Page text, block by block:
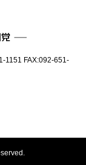
FAX:092-651-